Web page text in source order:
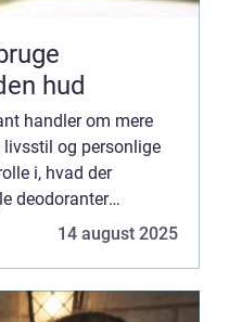
hud
handler om mere
og personlige
i, hvad der
deodoranter
sved, og enkelte
14 august 2025